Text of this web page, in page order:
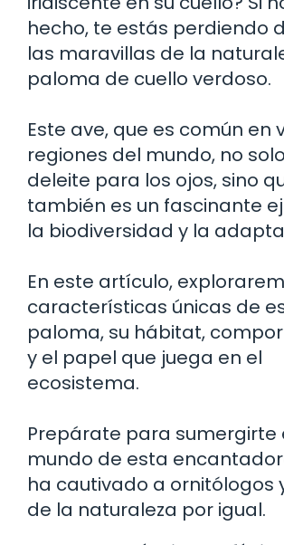
hecho, te estás perdiendo
las maravillas de la
paloma de cuello verdoso.
Este ave, que es común en
regiones del mundo, no
deleite para los ojos, sino
también es un fascinante
la biodiversidad y la
En este artículo,
características únicas de
paloma, su hábitat,
y el papel que juega en el
ecosistema.
Prepárate para sumergirte
mundo de esta
ha cautivado a ornitólogos
de la naturaleza por igual.